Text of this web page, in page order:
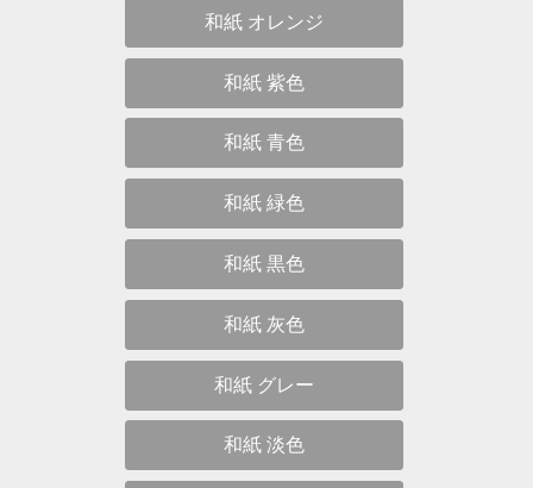
和紙 オレンジ
和紙 紫色
和紙 青色
和紙 緑色
和紙 黒色
和紙 灰色
和紙 グレー
和紙 淡色